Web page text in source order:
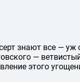
знают все —
—
этого